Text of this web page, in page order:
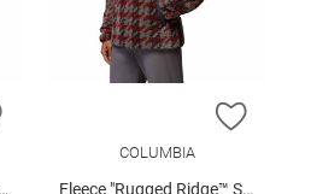
ZUR WUNSCHLISTE HINZUFÜGEN
ZUR
COLUMBIA
Fleece "Rugged Ridge™ Sherpa"